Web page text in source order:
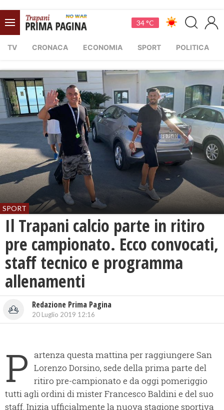
34 °C
TV CRONACA ECONOMIA SPORT POLITICA
SPORT
Il Trapani calcio parte in ritiro
pre campionato. Ecco convocati,
staff tecnico e programma
allenamenti
Redazione Prima Pagina
20 Luglio 2019 12:16
P artenza questa mattina per raggiungere San
Lorenzo Dorsino, sede della prima parte del
ritiro pre-campionato e da oggi pomeriggio
tutti agli ordini di mister Francesco Baldini e del suo
staff. Inizia ufficialmente la nuova stagione sportiva